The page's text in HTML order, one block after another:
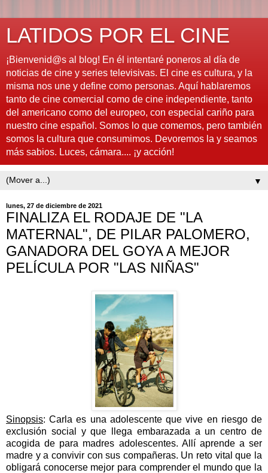
LATIDOS POR EL CINE
¡Bienvenid@s al blog! En él intentaré poneros al día de
noticias de cine y series televisivas. El cine es cultura, y la
misma nos une y define como personas. Aquí hablaremos
tanto de cine comercial como de cine independiente, tanto
del americano como del europeo, con especial cariño para
nuestro cine español. Somos lo que comemos, pero también
somos la cultura que consumimos. Devoremos la y seamos
más sabios. Luces, cámara.... ¡y acción!
▼
lunes, 27 de diciembre de 2021
FINALIZA EL RODAJE DE "LA
MATERNAL", DE PILAR PALOMERO,
GANADORA DEL GOYA A MEJOR
PELÍCULA POR "LAS NIÑAS"
Sinopsis:Carla es una adolescente que vive en riesgo de
exclusión social y que llega embarazada a un centro de
acogida de para madres adolescentes. Allí aprende a ser
madre y a convivir con sus compañeras. Un reto vital que la
obligará conocerse mejor para comprender el mundo que la